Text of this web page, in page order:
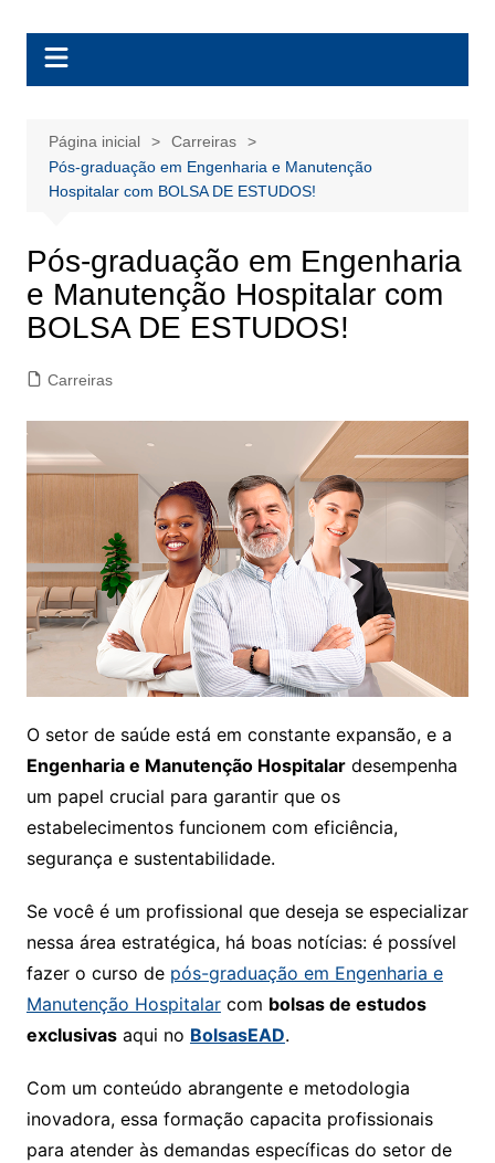
BolsasEAD
Página inicial
Carreiras
Pós-graduação em Engenharia e Manutenção
Hospitalar com BOLSA DE ESTUDOS!
Pós-graduação em Engenharia
e Manutenção Hospitalar com
BOLSA DE ESTUDOS!
Carreiras
O setor de saúde está em constante expansão, e a
Engenharia e Manutenção Hospitalardesempenha
um papel crucial para garantir que os
estabelecimentos funcionem com eficiência,
segurança e sustentabilidade.
Se você é um profissional que deseja se especializar
nessa área estratégica, há boas notícias: é possível
fazer o curso de pós-graduação em Engenharia e
Manutenção Hospitalarcom bolsas de estudos
exclusivasaqui no BolsasEAD.
Com um conteúdo abrangente e metodologia
inovadora, essa formação capacita profissionais
para atender às demandas específicas do setor de